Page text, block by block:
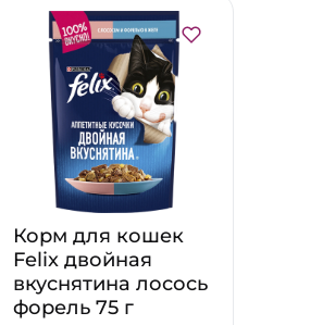
Корм для кошек
Felix двойная
вкуснятина лосось
форель 75 г